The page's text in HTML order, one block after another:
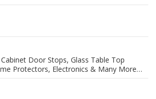
Door Stops, Glass Table Top
Protectors, Electronics & Many More…